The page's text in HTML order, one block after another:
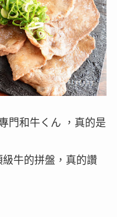
門和牛くん ，真的是
牛的拼盤，真的讚